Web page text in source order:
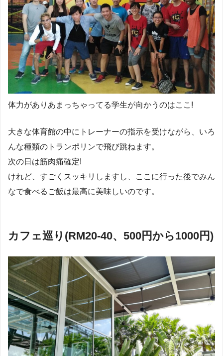
体力がありあまっちゃってる学生が向かうのはここ!
大きな体育館の中にトレーナーの指示を受けながら、いろ
んな種類のトランポリンで飛び跳ねます。
次の日は筋肉痛確定!
けれど、すごくスッキリしますし、ここに行った後でみん
なで食べるご飯は最高に美味しいのです。
カフェ巡り(RM20-40、500円から1000円)